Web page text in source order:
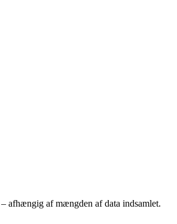
afhængig af mængden af data indsamlet.